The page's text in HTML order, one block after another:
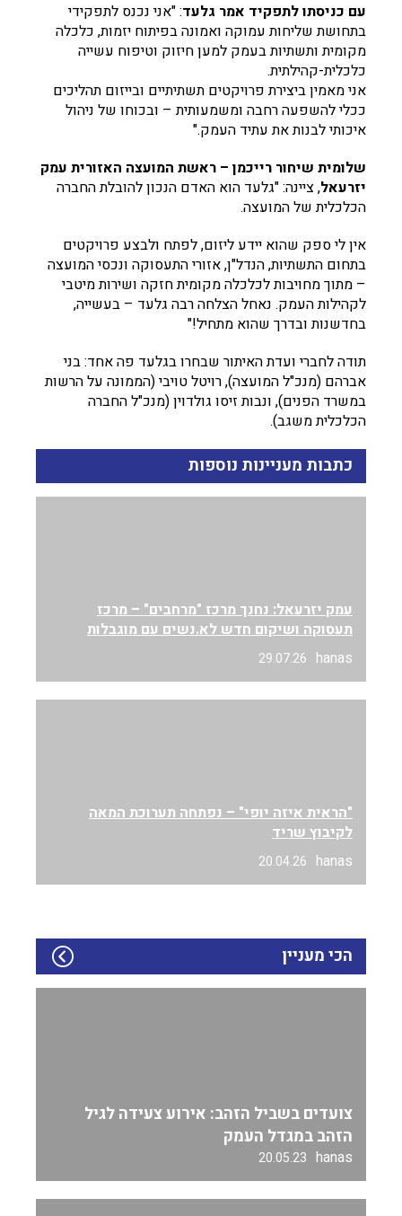
עם כניסתו לתפקיד אמר גלעד: "אני נכנס לתפקידי
בתחושת שליחות עמוקה ואמונה בפיתוח יזמות, כלכלה
מקומית ותשתיות בעמק למען חיזוק וטיפוח עשייה
כלכלית-קהילתית.
אני מאמין ביצירת פרויקטים תשתיתיים ובייזום תהליכים
ככלי להשפעה רחבה ומשמעותית – ובכוחו של ניהול
איכותי לבנות את עתיד העמק."
שלומית שיחור רייכמן – ראשת המועצה האזורית עמק
יזרעאל, ציינה: "גלעד הוא האדם הנכון להובלת החברה
הכלכלית של המועצה.
אין לי ספק שהוא יידע ליזום, לפתח ולבצע פרויקטים
בתחום התשתיות, הנדל"ן, אזורי התעסוקה ונכסי המועצה
– מתוך מחויבות לכלכלה מקומית חזקה ושירות מיטבי
לקהילות העמק. נאחל הצלחה רבה גלעד – בעשייה,
בחדשנות ובדרך שהוא מתחיל!"
תודה לחברי ועדת האיתור שבחרו בגלעד פה אחד: בני
אברהם (מנכ"ל המועצה), רויטל טויבי (הממונה על הרשות
במשרד הפנים), ונבות זיסו גולדוין (מנכ"ל החברה
הכלכלית משגב).
כתבות מעניינות נוספות
עמק יזרעאל: נחנך מרכז "מרחבים" – מרכז
תעסוקה ושיקום חדש לא.נשים עם מוגבלות
hanas
29.07.26
"הראית איזה יופי" – נפתחה תערוכת המאה
לקיבוץ שריד
hanas
20.04.26
הכי מעניין
צועדים בשביל הזהב: אירוע צעידה לגיל
הזהב במגדל העמק
hanas
20.05.23